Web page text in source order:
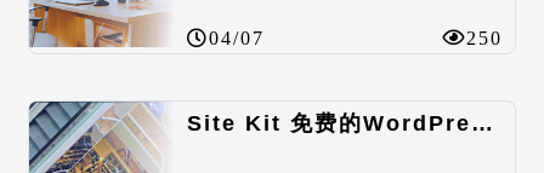
04/07 250
Site Kit 免费的WordPress数据统计插件